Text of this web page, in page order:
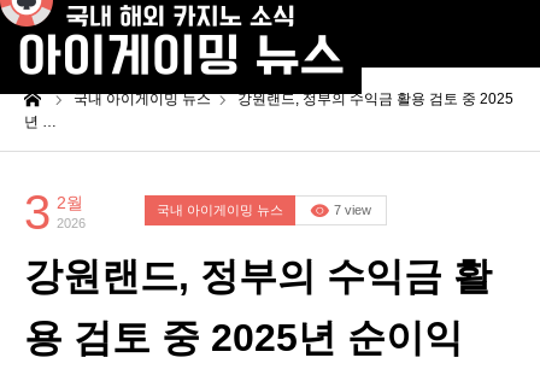
국내 아이게이밍 뉴스
강원랜드, 정부의 수익금 활용 검토 중 2025
년 …
3 2월
2026
국내 아이게이밍 뉴스 7 view
강원랜드, 정부의 수익금 활
용 검토 중 2025년 순이익